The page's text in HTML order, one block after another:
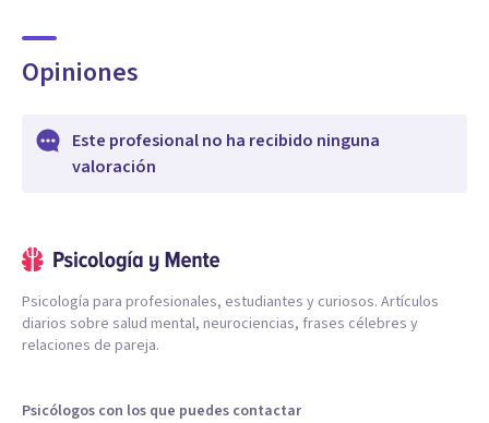
Opiniones
Este profesional no ha recibido ninguna
valoración
Psicología para profesionales, estudiantes y curiosos. Artículos
diarios sobre salud mental, neurociencias, frases célebres y
relaciones de pareja.
Psicólogos con los que puedes contactar